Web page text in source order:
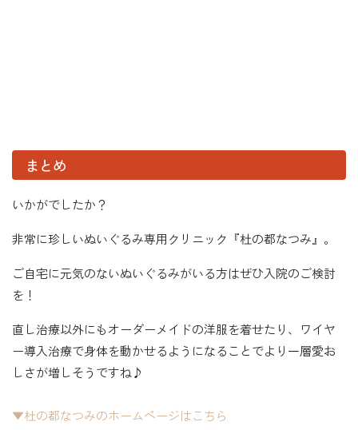
まとめ
いかがでしたか？
非常に珍しいぬいぐるみ専用クリニック『杜の都なつみ』。
ご自宅に元気のないぬいぐるみがいる方はぜひ入院のご検討
を！
直し治療以外にもオーダーメイドの洋服を着せたり、ワイヤ
ー導入治療で身体を動かせるようになることでより一層愛お
しさが増しそうですね♪
▼杜の都なつみのホームページはこちら